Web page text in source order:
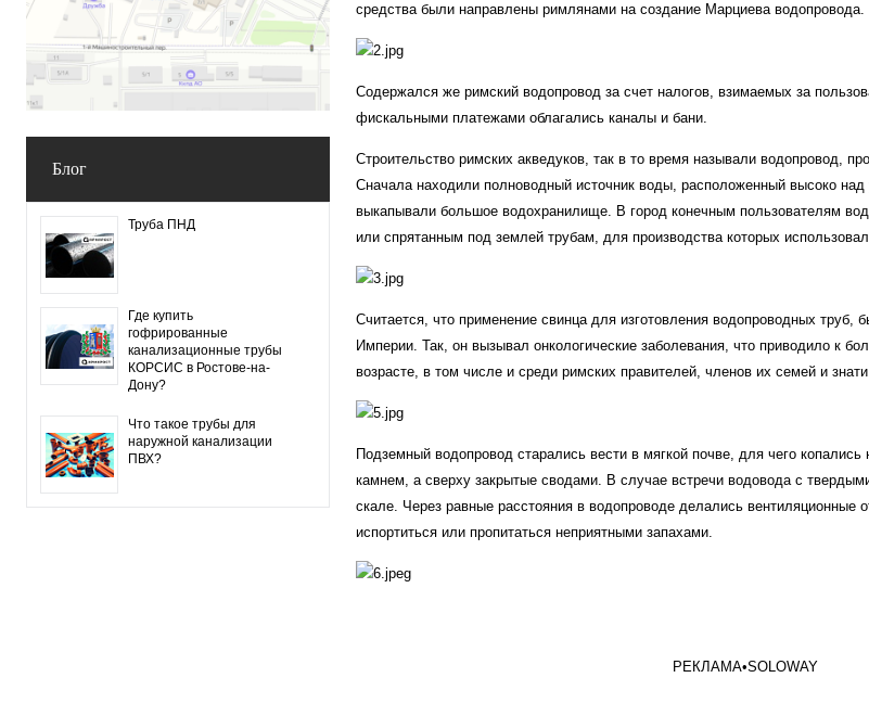
Блог
Труба ПНД
Где купить
гофрированные
канализационные трубы
КОРСИС в Ростове-на-
Дону?
Что такое трубы для
наружной канализации
ПВХ?
средства были направлены римлянами на создание Марциева водопровода.
Содержался же римский водопровод за счет налогов, взимаемых за
фискальными платежами облагались каналы и бани.
Строительство римских акведуков, так в то время называли водопровод,
Сначала находили полноводный источник воды, расположенный высоко над
выкапывали большое водохранилище. В город конечным пользователям
или спрятанным под землей трубам, для производства которых
Считается, что применение свинца для изготовления водопроводных труб,
Империи. Так, он вызывал онкологические заболевания, что приводило к
возрасте, в том числе и среди римских правителей, членов их семей и
Подземный водопровод старались вести в мягкой почве, для чего
камнем, а сверху закрытые сводами. В случае встречи водовода с
скале. Через равные расстояния в водопроводе делались вентиляционные
испортиться или пропитаться неприятными запахами.
РЕКЛАМА•SOLOWAY